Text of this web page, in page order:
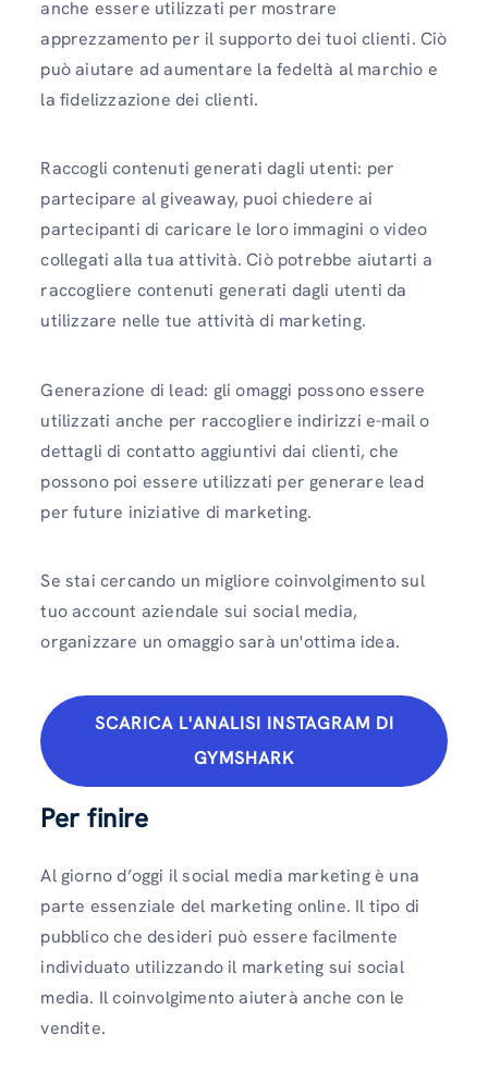
anche essere utilizzati per mostrare
apprezzamento per il supporto dei tuoi clienti. Ciò
può aiutare ad aumentare la fedeltà al marchio e
la fidelizzazione dei clienti.
Raccogli contenuti generati dagli utenti: per
partecipare al giveaway, puoi chiedere ai
partecipanti di caricare le loro immagini o video
collegati alla tua attività. Ciò potrebbe aiutarti a
raccogliere contenuti generati dagli utenti da
utilizzare nelle tue attività di marketing.
Generazione di lead: gli omaggi possono essere
utilizzati anche per raccogliere indirizzi e-mail o
dettagli di contatto aggiuntivi dai clienti, che
possono poi essere utilizzati per generare lead
per future iniziative di marketing.
Se stai cercando un migliore coinvolgimento sul
tuo account aziendale sui social media,
organizzare un omaggio sarà un'ottima idea.
SCARICA L'ANALISI INSTAGRAM DI
GYMSHARK
Per finire
Al giorno d’oggi il social media marketing è una
parte essenziale del marketing online. Il tipo di
pubblico che desideri può essere facilmente
individuato utilizzando il marketing sui social
media. Il coinvolgimento aiuterà anche con le
vendite.